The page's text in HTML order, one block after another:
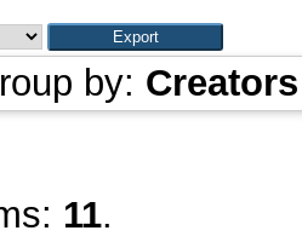
by: Creators
11.